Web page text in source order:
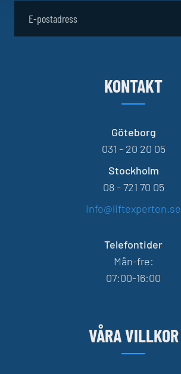
KONTAKT
Göteborg
031 - 20 20 05
Stockholm
08 - 721 70 05
info@liftexperten.se
Telefontider
Mån-fre:
07:00-16:00
VÅRA VILLKOR